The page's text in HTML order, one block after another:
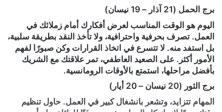
برج الحمل (21 آذار – 19 نيسان)
اليوم هو الوقت المناسب لعرض أفكارك أمام زملائك في
العمل. تصرف بحرفية واحترافية، ولا تأخذ النقد بطريقة سلبية،
بل استفد منه. لا تتسرع في اتخاذ القرارات وكن صبورًا لفهم
الأمور أكثر. على الصعيد العاطفي، تمر علاقتك مع الشريك
بأفضل مراحلها، استمتع بالأوقات الرومانسية.
برج الثور (20 نيسان – 20 أيار)
المهام تتزايد، وتشعر بانشغال كبير في العمل. حاول تنظيم